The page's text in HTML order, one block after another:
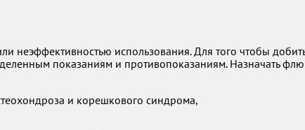
неэффективностью использования. Для того чтобы
показаниям и противопоказаниям. Назначать
и корешкового синдрома,